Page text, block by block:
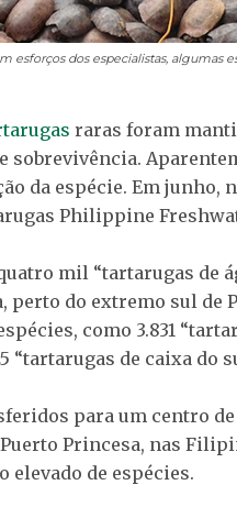
esforços dos especialistas, algumas
raras foram
da espécie. Em junho,
Philippine
mil “tartarugas de
perto do extremo sul de
como 3.831
“tartarugas de caixa do
para um centro
Princesa, nas
elevado de espécies.